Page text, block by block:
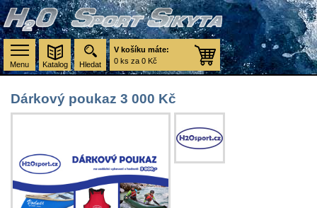
Menu
V košíku máte:
0 ks za 0 Kč
Hledat
Dárkový poukaz 3 000 Kč
Katalog